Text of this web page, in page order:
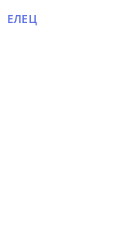
ЕЛЕЦ